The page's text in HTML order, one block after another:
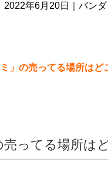
年6月20日｜バン
」の売ってる場所は
ってる場所は